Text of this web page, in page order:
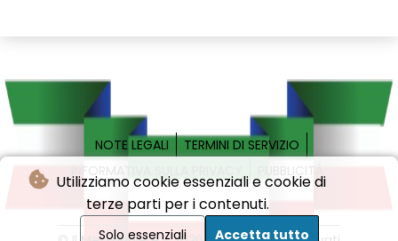
Utilizziamo cookie essenziali e cookie di
terze parti per i contenuti.
Solo essenziali Accetta tutto
NOTE LEGALI
TERMINI DI SERVIZIO
INFORMATIVA SULLA PRIVACY
PUBBLICITÀ